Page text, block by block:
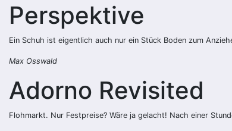
Perspektive
Ein Schuh ist eigentlich auch nur ein Stück Boden zum
Max Osswald
Adorno Revisited
Flohmarkt. Nur Festpreise? Wäre ja gelacht! Nach einer